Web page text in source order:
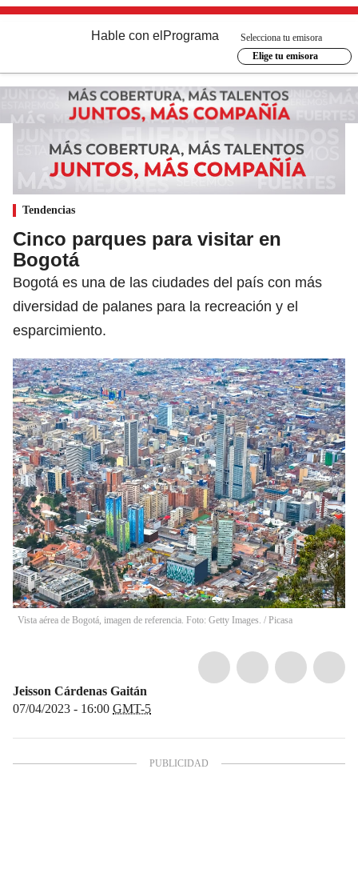
Hable con el Programa
Selecciona tu emisora
Elige tu emisora
Tendencias
Cinco parques para visitar en
Bogotá
Bogotá es una de las ciudades del país con más
diversidad de palanes para la recreación y el
esparcimiento.
Vista aérea de Bogotá, imagen de referencia. Foto: Getty Images. / Picasa
Jeisson Cárdenas Gaitán
07/04/2023 - 16:00 GMT-5